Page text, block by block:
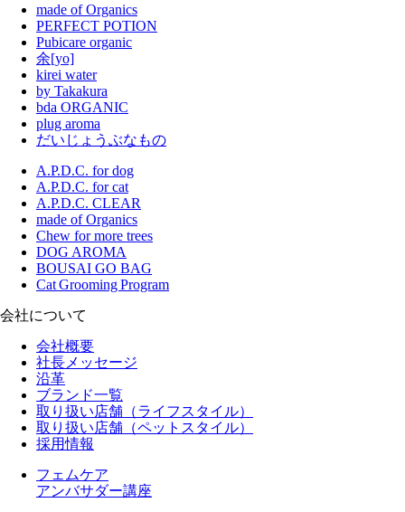
made of Organics
PERFECT POTION
Pubicare organic
余[yo]
kirei water
by Takakura
bda ORGANIC
plug aroma
だいじょうぶなもの
A.P.D.C. for dog
A.P.D.C. for cat
A.P.D.C. CLEAR
made of Organics
Chew for more trees
DOG AROMA
BOUSAI GO BAG
Cat Grooming Program
会社について
会社概要
社長メッセージ
沿革
ブランド一覧
取り扱い店舗（ライフスタイル）
取り扱い店舗（ペットスタイル）
採用情報
フェムケア
アンバサダー講座